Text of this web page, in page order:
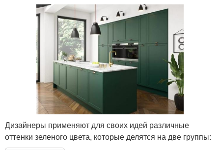
Дизайнеры применяют для своих идей различные
оттенки зеленого цвета, которые делятся на две группы: